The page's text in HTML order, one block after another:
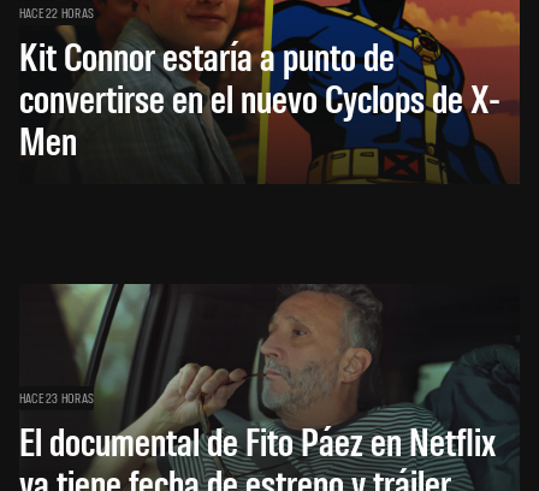
HACE 22 HORAS
Kit Connor estaría a punto de
convertirse en el nuevo Cyclops de X-
Men
HACE 23 HORAS
El documental de Fito Páez en Netflix